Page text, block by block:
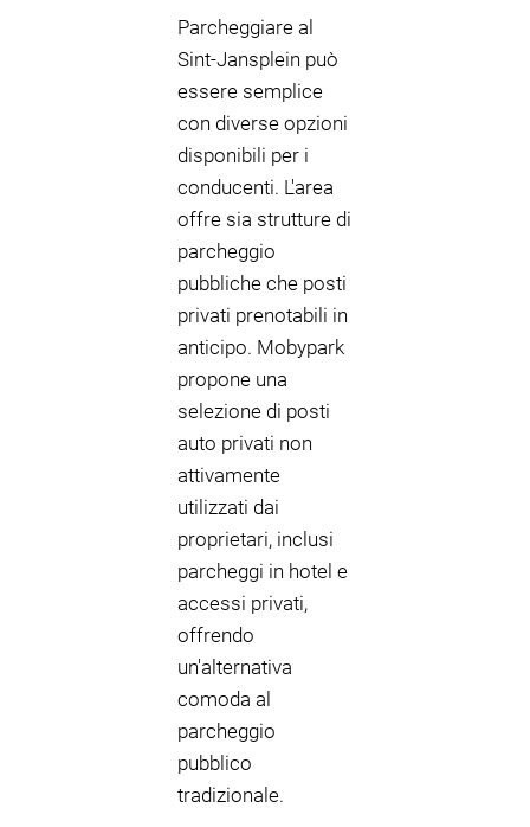
Parcheggiare al
Sint-Jansplein può
essere semplice
con diverse opzioni
disponibili per i
conducenti. L'area
offre sia strutture di
parcheggio
pubbliche che posti
privati prenotabili in
anticipo. Mobypark
propone una
selezione di posti
auto privati non
attivamente
utilizzati dai
proprietari, inclusi
parcheggi in hotel e
accessi privati,
offrendo
un'alternativa
comoda al
parcheggio
pubblico
tradizionale.